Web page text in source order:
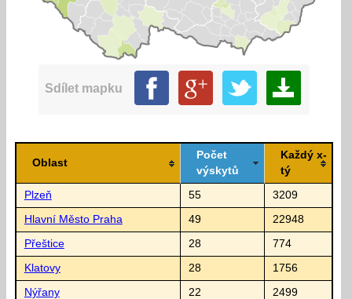
Sdílet mapku
Oblast
Počet
výskytů
Každý x-
tý
Plzeň 55 3209
Hlavní Město Praha 49 22948
Přeštice 28 774
Klatovy 28 1756
Nýřany 22 2499